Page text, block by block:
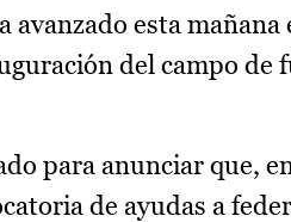
avanzado esta
del campo
para anunciar que,
de ayudas a